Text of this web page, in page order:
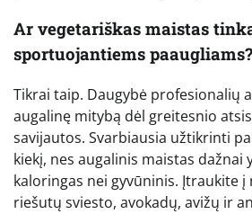
Ar vegetariškas maistas
sportuojantiems paaugliams?
Tikrai taip. Daugybė profesionalių
augalinę mitybą dėl greitesnio
savijautos. Svarbiausia užtikrinti
kiekį, nes augalinis maistas dažnai
kaloringas nei gyvūninis. Įtraukite į
riešutų sviesto, avokadų, avižų ir